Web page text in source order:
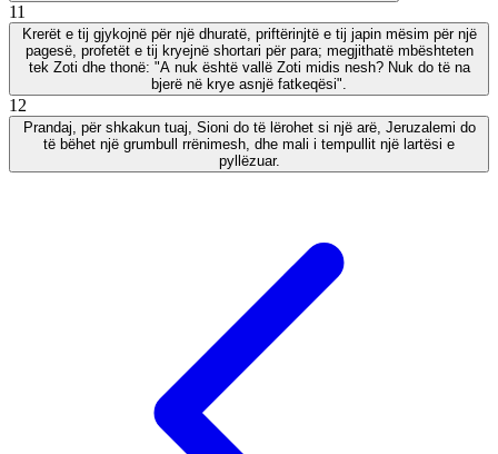
11
Krerët e tij gjykojnë për një dhuratë, priftërinjtë e tij japin mësim për një
pagesë, profetët e tij kryejnë shortari për para; megjithatë mbështeten
tek Zoti dhe thonë: "A nuk është vallë Zoti midis nesh? Nuk do të na
bjerë në krye asnjë fatkeqësi".
12
Prandaj, për shkakun tuaj, Sioni do të lërohet si një arë, Jeruzalemi do
të bëhet një grumbull rrënimesh, dhe mali i tempullit një lartësi e
pyllëzuar.